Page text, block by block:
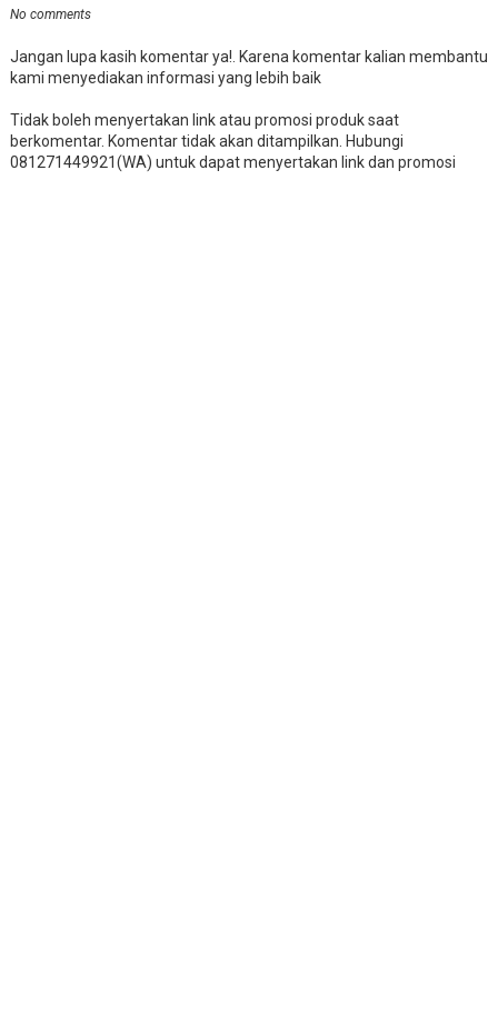
No comments
Jangan lupa kasih komentar ya!. Karena komentar kalian membantu
kami menyediakan informasi yang lebih baik
Tidak boleh menyertakan link atau promosi produk saat
berkomentar. Komentar tidak akan ditampilkan. Hubungi
081271449921(WA) untuk dapat menyertakan link dan promosi